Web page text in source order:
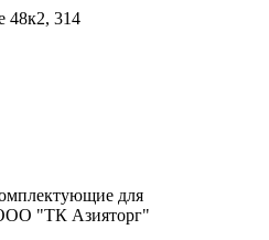
48к2, 314
для
ООО "ТК Азияторг"